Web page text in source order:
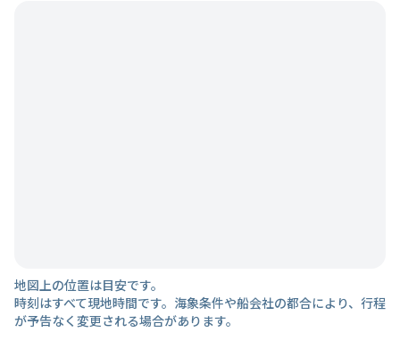
地図上の位置は目安です。
時刻はすべて現地時間です。海象条件や船会社の都合により、行程
が予告なく変更される場合があります。